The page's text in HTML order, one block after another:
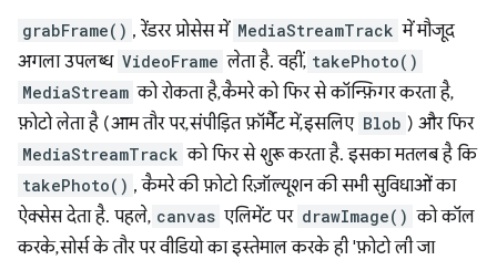
grabFrame() , रेंडरर प्रोसेस में MediaStreamTrack में मौजूद
अगला उपलब्ध VideoFrame लेता है. वहीं, takePhoto()
MediaStream को रोकता है, कैमरे को फिर से कॉन्फ़िगर करता है,
फ़ोटो लेता है (आम तौर पर, संपीड़ित फ़ॉर्मैट में, इसलिए Blob ) और फिर
MediaStreamTrack को फिर से शुरू करता है. इसका मतलब है कि
takePhoto() , कैमरे की फ़ोटो रिज़ॉल्यूशन की सभी सुविधाओं का
ऐक्सेस देता है. पहले, canvas एलिमेंट पर drawImage() को कॉल
करके, सोर्स के तौर पर वीडियो का इस्तेमाल करके ही 'फ़ोटो ली जा